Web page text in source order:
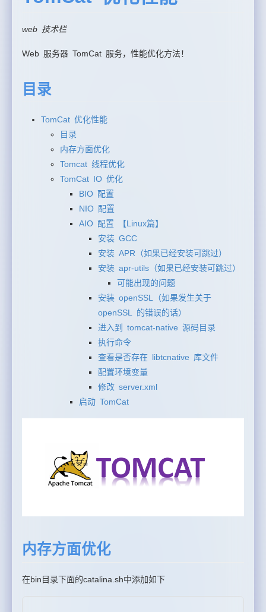
web 技术栏
Web 服务器 TomCat 服务，性能优化方法！
目录
TomCat 优化性能
目录
内存方面优化
Tomcat 线程优化
TomCat IO 优化
BIO 配置
NIO 配置
AIO 配置 【Linux篇】
安装 GCC
安装 APR（如果已经安装可跳过）
安装 apr-utils（如果已经安装可跳过）
可能出现的问题
安装 openSSL（如果发生关于
openSSL 的错误的话）
进入到 tomcat-native 源码目录
执行命令
查看是否存在 libtcnative 库文件
配置环境变量
修改 server.xml
启动 TomCat
内存方面优化
在bin目录下面的catalina.sh中添加如下